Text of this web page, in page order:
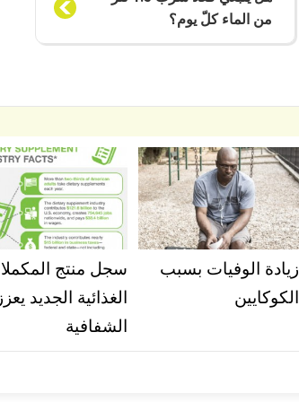
من الماء كلّ يوم؟
زيادة الوفيات بسبب
الكوكايين
سجل منتج
الغذائية الجديد يعزز
الشفافية